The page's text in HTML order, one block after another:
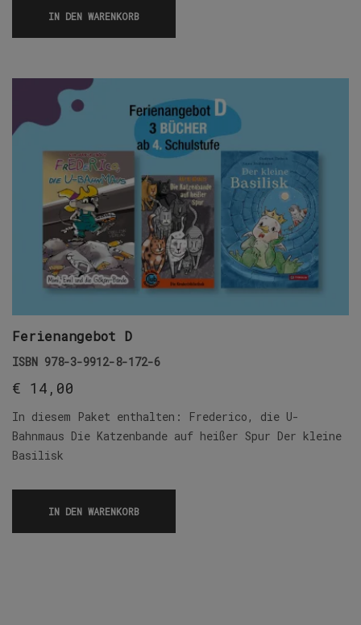
IN DEN WARENKORB
Ferienangebot D
ISBN 978-3-9912-8-172-6
€ 14,00
In diesem Paket enthalten: Frederico, die U-
Bahnmaus Die Katzenbande auf heißer Spur Der kleine
Basilisk
IN DEN WARENKORB